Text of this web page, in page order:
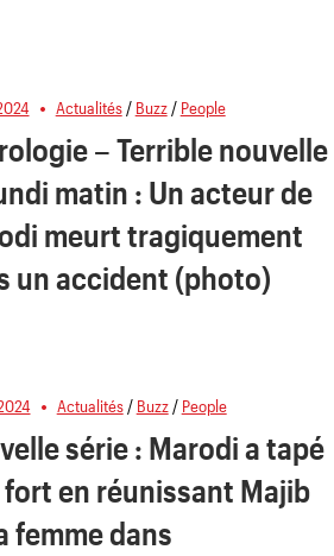
Actualités/ Buzz/ People
– Terrible nouvelle
matin : Un acteur de
meurt tragiquement
un accident (photo)
Actualités/ Buzz/ People
série : Marodi a tapé
en réunissant Majib
femme dans